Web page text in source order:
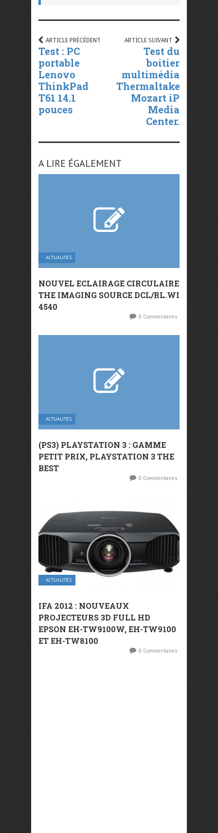
ARTICLE PRÉCÉDENT
Test : PC
portable
Lenovo
ThinkPad
T61 14.1
pouces
ARTICLE SUIVANT
Test du
boitier
multimédia
Thermaltake
Mozart iP
Media
Center.
A LIRE ÉGALEMENT
ACTUALITÉS
NOUVEL ECLAIRAGE CIRCULAIRE
THE IMAGING SOURCE DCL/RL.WI
4540
0 Commentaires
ACTUALITÉS
(PS3) PLAYSTATION 3 : GAMME
PETIT PRIX, PLAYSTATION 3 THE
BEST
0 Commentaires
ACTUALITÉS
IFA 2012 : NOUVEAUX
PROJECTEURS 3D FULL HD
EPSON EH-TW9100W, EH-TW9100
ET EH-TW8100
0 Commentaires